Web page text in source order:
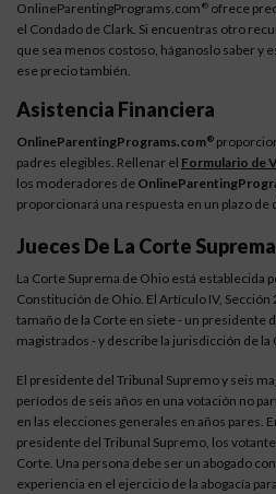
OnlineParentingPrograms.com ® ofrece
el Condado de Clark. Si encuentras otro
que sea menos costoso, háganoslo saber y
ese precio también.
Asistencia Financiera
OnlineParentingPrograms.com®
padres elegibles. Rellenar el Formulario de
los moderadores de
proporcionará una respuesta en un plazo de
Jueces De La Corte Suprema
La Corte Suprema de Ohio está establecida
Constitución de Ohio. El Artículo IV,
tamaño de la Corte en siete - un presidente
magistrados - y describe la jurisdicción de la
El presidente del Tribunal Supremo y seis
períodos de seis años en una votación no
en las elecciones generales en años pares.
presidente del Tribunal Supremo, los
Corte. Una persona debe ser un abogado
experiencia en el ejercicio de la abogacía